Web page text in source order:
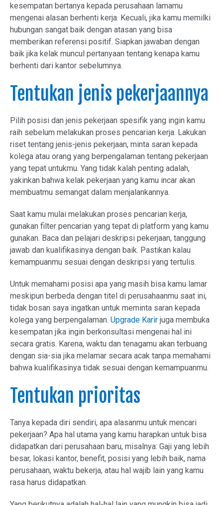
kesempatan bertanya kepada perusahaan lamamu
mengenai alasan berhenti kerja. Kecuali, jika kamu memilki
hubungan sangat baik dengan atasan yang bisa
memberikan referensi positif. Siapkan jawaban dengan
baik jika kelak muncul pertanyaan tentang kenapa kamu
berhenti dari kantor sebelumnya.
Tentukan jenis pekerjaannya
Pilih posisi dan jenis pekerjaan spesifik yang ingin kamu
raih sebelum melakukan proses pencarian kerja. Lakukan
riset tentang jenis-jenis pekerjaan, minta saran kepada
kolega atau orang yang berpengalaman tentang pekerjaan
yang tepat untukmu. Yang tidak kalah penting adalah,
yakinkan bahwa kelak pekerjaan yang kamu incar akan
membuatmu semangat dalam menjalankannya.
Saat kamu mulai melakukan proses pencarian kerja,
gunakan filter pencarian yang tepat di platform yang kamu
gunakan. Baca dan pelajari deskripsi pekerjaan, tanggung
jawab dan kualifikasinya dengan baik. Pastikan kalau
kemampuanmu sesuai dengan deskripsi yang tertulis.
Untuk memahami posisi apa yang masih bisa kamu lamar
meskipun berbeda dengan titel di perusahaanmu saat ini,
tidak bosan saya ingatkan untuk meminta saran kepada
kolega yang berpengalaman. Upgrade Karir juga membuka
kesempatan jika ingin berkonsultasi mengenai hal ini
secara gratis. Karena, waktu dan tenagamu akan terbuang
dengan sia-sia jika melamar secara acak tanpa memahami
bahwa kualifikasinya tidak sesuai dengan kemampuanmu.
Tentukan prioritas
Tanya kepada diri sendiri, apa alasanmu untuk mencari
pekerjaan? Apa hal utama yang kamu harapkan untuk bisa
didapatkan dari perusahaan baru, misalnya: Gaji yang lebih
besar, lokasi kantor, benefit, posisi yang lebih baik, nama
perusahaan, waktu bekerja, atau hal wajib lain yang kamu
rasa harus didapatkan.